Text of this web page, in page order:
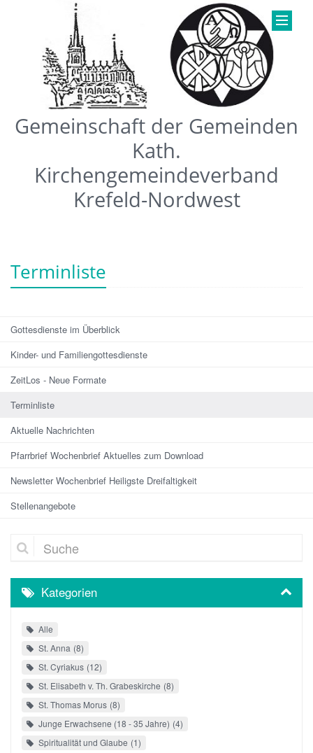
Gemeinschaft der Gemeinden
Kath.
Kirchengemeindeverband
Krefeld-Nordwest
Terminliste
Gottesdienste im Überblick
Kinder- und Familiengottesdienste
ZeitLos - Neue Formate
Terminliste
Aktuelle Nachrichten
Pfarrbrief Wochenbrief Aktuelles zum Download
Newsletter Wochenbrief Heiligste Dreifaltigkeit
Stellenangebote
Suche
Kategorien
Alle
St. Anna 8
St. Cyriakus 12
St. Elisabeth v. Th. Grabeskirche 8
St. Thomas Morus 8
Junge Erwachsene (18 - 35 Jahre) 4
Spiritualität und Glaube 1